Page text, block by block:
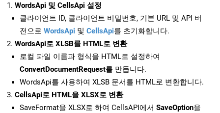
WordsApi 및 CellsApi 설정
클라이언트 ID, 클라이언트 비밀번호, 기본 URL 및 API 버
전으로 WordsApi 및 CellsApi를 초기화합니다.
WordsApi로 XLSB를 HTML로 변환
로컬 파일 이름과 형식을 HTML로 설정하여
ConvertDocumentRequest를 만듭니다.
WordsApi를 사용하여 XLSB 문서를 HTML로 변환합니다.
CellsApi로 HTML을 XLSX로 변환
SaveFormat을 XLSX로 하여 CellsAPI에서 SaveOption을